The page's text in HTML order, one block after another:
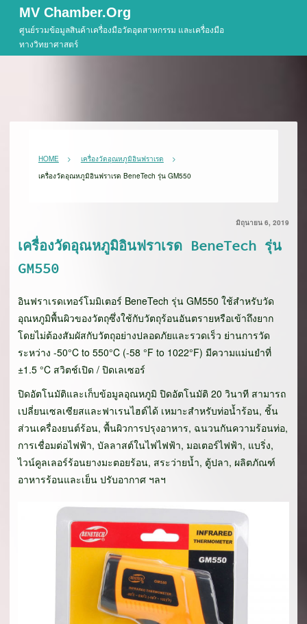
content
MV Chamber.org
ศูนย์รวมข้อมูลสินค้าเครื่องมือวัดอุตสาหกรรม และเครื่องมือ
ทางวิทยาศาสตร์
HOME
เครื่องวัดอุณหภูมิอินฟราเรด
เครื่องวัดอุณหภูมิอินฟราเรด BeneTech รุ่น GM550
มิถุนายน 6, 2019
เครื่องวัดอุณหภูมิอินฟราเรด BeneTech รุ่น
GM550
อินฟราเรดเทอร์โมมิเตอร์ BeneTech รุ่น GM550 ใช้สำหรับวัด
อุณหภูมิพื้นผิวของวัตถุซึ่งใช้กับวัตถุร้อนอันตรายหรือเข้าถึงยาก
โดยไม่ต้องสัมผัสกับวัตถุอย่างปลอดภัยและรวดเร็ว ย่านการวัด
ระหว่าง -50°C to 550°C (-58 °F to 1022°F) มีความแม่นยำที่
±1.5 °C สวิตช์เปิด / ปิดเลเซอร์
ปิดอัตโนมัติและเก็บข้อมูลอุณหภูมิ ปิดอัตโนมัติ 20 วินาที สามารถ
เปลี่ยนเซลเซียสและฟาเรนไฮต์ได้ เหมาะสำหรับท่อน้ำร้อน, ชิ้น
ส่วนเครื่องยนต์ร้อน, พื้นผิวการปรุงอาหาร, ฉนวนกันความร้อนท่อ,
การเชื่อมต่อไฟฟ้า, บัลลาสต์ในไฟไฟฟ้า, มอเตอร์ไฟฟ้า, แบริ่ง,
ไวน์คูลเลอร์ร้อนยางมะตอยร้อน, สระว่ายน้ำ, ตู้ปลา, ผลิตภัณฑ์
อาหารร้อนและเย็น ปรับอากาศ ฯลฯ